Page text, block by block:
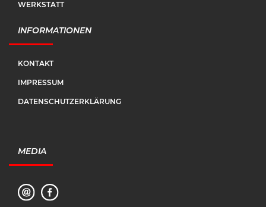
WERKSTATT
INFORMATIONEN
KONTAKT
IMPRESSUM
DATENSCHUTZERKLÄRUNG
MEDIA